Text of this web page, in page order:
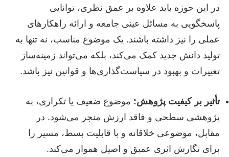
در این حوزه باید علاوه بر عمق نظری، توانایی
پاسخگویی به مسائل عینی جامعه و ارائه راهکارهای
عملی را نیز داشته باشند. یک موضوع مناسب، نه تنها به
تولید دانش جدید کمک می‌کند، بلکه می‌تواند زمینه‌ساز
تغییرات و بهبود در سیاست‌گذاری‌ها و قوانین نیز باشد.
تأثیر بر کیفیت پژوهش: موضوع ضعیف یا تکراری، به
پژوهشی سطحی و فاقد ارزش منجر می‌شود. در
مقابل، موضوعی خلاقانه و با قابلیت بسط، مسیر را
برای نگارش اثری عمیق و اصیل هموار می‌کند.